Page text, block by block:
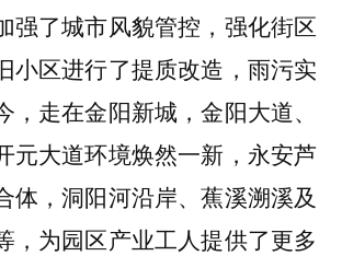
强了城市风貌管控，强化街区
小区进行了提质改造，雨污实
，走在金阳新城，金阳大道、
元大道环境焕然一新，永安芦
体，洞阳河沿岸、蕉溪溯溪及
，为园区产业工人提供了更多